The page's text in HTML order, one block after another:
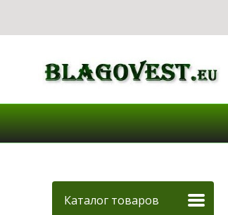
Каталог товаров